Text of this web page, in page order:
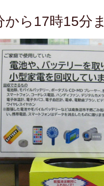
から17時15分